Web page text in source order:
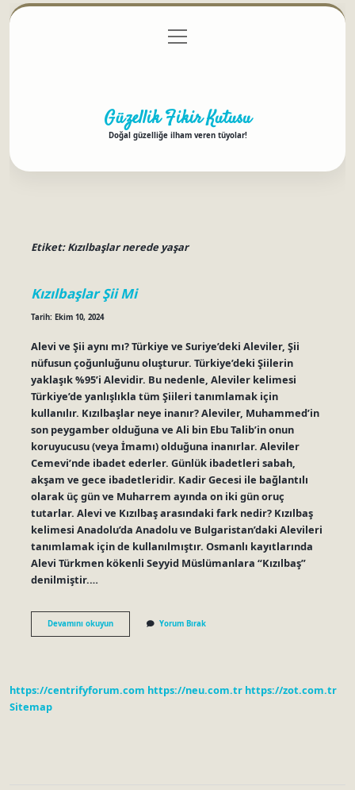
Gizlilik Politikası
menüyü
aç
Güzellik Fikir Kutusu
Doğal güzelliğe ilham veren tüyolar!
Etiket:Kızılbaşlar nerede yaşar
Kızılbaşlar Şii Mi
Tarih: Ekim 10, 2024
Alevi ve Şii aynı mı? Türkiye ve Suriye’deki Aleviler, Şii
nüfusun çoğunluğunu oluşturur. Türkiye’deki Şiilerin
yaklaşık %95’i Alevidir. Bu nedenle, Aleviler kelimesi
Türkiye’de yanlışlıkla tüm Şiileri tanımlamak için
kullanılır. Kızılbaşlar neye inanır? Aleviler, Muhammed’in
son peygamber olduğuna ve Ali bin Ebu Talib’in onun
koruyucusu (veya İmamı) olduğuna inanırlar. Aleviler
Cemevi’nde ibadet ederler. Günlük ibadetleri sabah,
akşam ve gece ibadetleridir. Kadir Gecesi ile bağlantılı
olarak üç gün ve Muharrem ayında on iki gün oruç
tutarlar. Alevi ve Kızılbaş arasındaki fark nedir? Kızılbaş
kelimesi Anadolu’da Anadolu ve Bulgaristan’daki Alevileri
tanımlamak için de kullanılmıştır. Osmanlı kayıtlarında
Alevi Türkmen kökenli Seyyid Müslümanlara “Kızılbaş”
denilmiştir.…
Devamını okuyunKızılbaşlar
Şii
Yorum Bırak
https://centrifyforum.com https://neu.com.tr https://zot.com.tr
Sitemap